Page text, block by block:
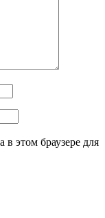
в этом браузере для